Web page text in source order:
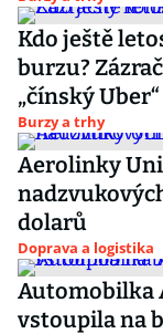
Kdo ještě
burzu?
„čínský Uber“
Burzy a trhy
Aerolinky
dolarů
Doprava a logistika
Automobilka
vstoupila na